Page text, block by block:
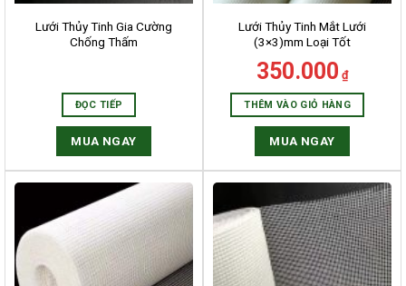
Lưới Thủy Tinh Gia Cường
Chống Thấm
ĐỌC TIẾP
MUA NGAY
Lưới Thủy Tinh Mắt Lưới
(3×3)mm Loại Tốt
350.000 ₫
THÊM VÀO GIỎ HÀNG
MUA NGAY